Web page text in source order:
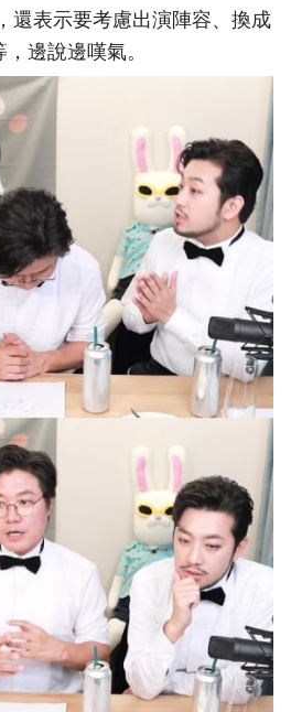
還表示要考慮出演陣容、換成
邊說邊嘆氣。